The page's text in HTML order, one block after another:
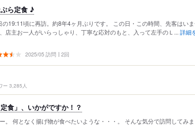
ら定食 ♪
19:11頃に再訪。約8年4ヶ月ぶりです。 この日・この時間、先客はい
店主お一人がいらっしゃり、丁寧な応対のもと、入って左手のＬ... 詳細
2025/05 訪問 2回
ー 3,285人
食」、いかがですか！？
。 何となく揚げ物が食べたいような・・・。 そんな気分で訪問してみま